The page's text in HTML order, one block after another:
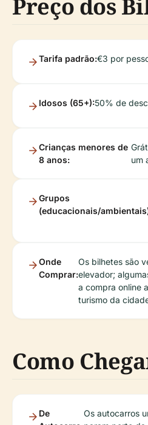
Preço dos
Tarifa padrão:€3 por
Idosos (65+):50% de
Crianças menores de
8 anos:
um
Grupos
(educacionais/
Onde
Comprar:
Os bilhetes são
elevador;
a compra online
turismo da
Como
De
Os autocarros